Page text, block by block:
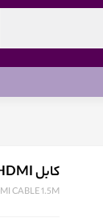
کابل HDMI مچر مدل MR-124 طول 1.5 متر
CABLE 1.5M